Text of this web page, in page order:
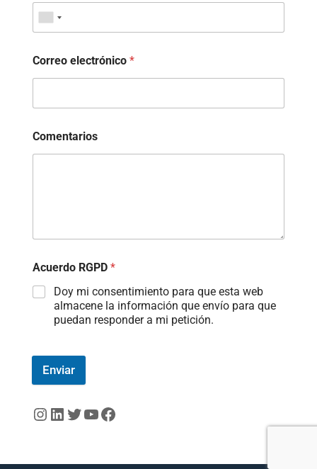
Correo electrónico *
Comentarios
Acuerdo RGPD *
Doy mi consentimiento para que esta web
almacene la información que envío para que
puedan responder a mi petición.
Enviar
Instagram
LinkedIn
Twitter
YouTube
Facebook